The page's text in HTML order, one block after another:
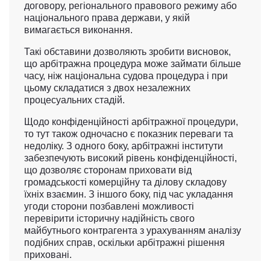
договору, регіонального правового режиму або
національного права держави, у якій
вимагається виконання.
Такі обставини дозволяють зробити висновок,
що арбітражна процедура може займати більше
часу, ніж національна судова процедура і при
цьому складатися з двох незалежних
процесуальних стадій.
Щодо конфіденційності арбітражної процедури,
то тут також одночасно є показник переваги та
недоліку. З одного боку, арбітражні інститути
забезпечують високий рівень конфіденційності,
що дозволяє сторонам приховати від
громадськості комерційну та ділову складову
їхніх взаємин. З іншого боку, під час укладання
угоди сторони позбавлені можливості
перевірити історичну надійність свого
майбутнього контрагента з урахуванням аналізу
подібних справ, оскільки арбітражні рішення
приховані.